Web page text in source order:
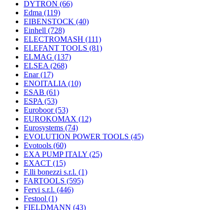
DYTRON (66)
Edma (119)
EIBENSTOCK (40)
Einhell (728)
ELECTROMASH (111)
ELEFANT TOOLS (81)
ELMAG (137)
ELSEA (268)
Enar(17)
ENOITALIA (10)
ESAB (61)
ESPA (53)
Euroboor(53)
EUROKOMAX (12)
Eurosystems (74)
EVOLUTION POWER TOOLS (45)
Evotools (60)
EXA PUMP ITALY (25)
EXACT (15)
F.lli bonezzi s.r.l. (1)
FARTOOLS (595)
Fervi s.r.l. (446)
Festool (1)
FIELDMANN (43)